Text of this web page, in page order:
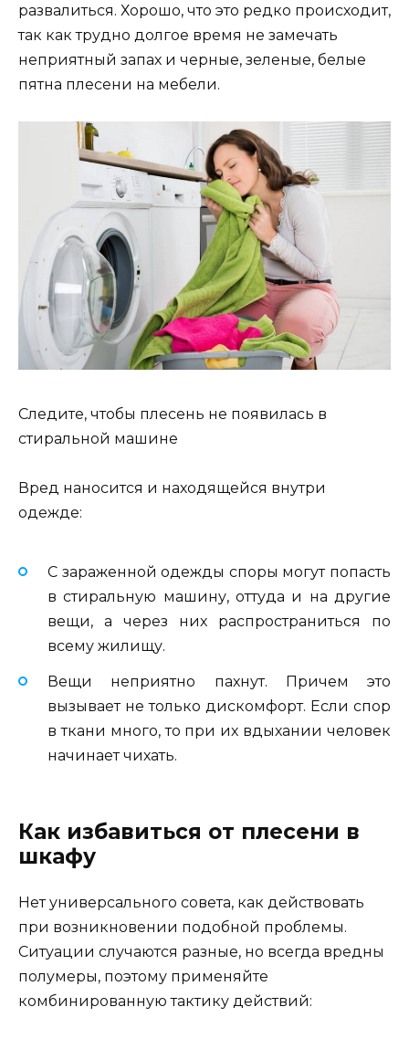
развалиться. Хорошо, что это редко происходит,
так как трудно долгое время не замечать
неприятный запах и черные, зеленые, белые
пятна плесени на мебели.
Следите, чтобы плесень не появилась в
стиральной машине
Вред наносится и находящейся внутри
одежде:
С зараженной одежды споры могут попасть
в стиральную машину, оттуда и на другие
вещи, а через них распространиться по
всему жилищу.
Вещи неприятно пахнут. Причем это
вызывает не только дискомфорт. Если спор
в ткани много, то при их вдыхании человек
начинает чихать.
Как избавиться от плесени в
шкафу
Нет универсального совета, как действовать
при возникновении подобной проблемы.
Ситуации случаются разные, но всегда вредны
полумеры, поэтому применяйте
комбинированную тактику действий: